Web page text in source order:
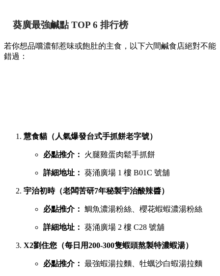
葵廣最強鹹點 TOP 6 排行榜
若你想品嚐濃郁惹味或飽肚的主食，以下六間鹹食店絕對不能
錯過：
慧食貓（人氣爆發台式手抓餅老字號）
必點推介： 火腿雞蛋肉鬆手抓餅
詳細地址： 葵涌廣場 1 樓 B01C 號舖
宇治初時（老闆苦研7年秘製宇治酸辣醬）
必點推介： 鯛魚濃湯粉絲、櫻花蝦蝦濃湯粉絲
詳細地址： 葵涌廣場 2 樓 C28 號舖
X2劉住您（每日用200-300隻蝦頭熬製特濃蝦湯）
必點推介： 最強蝦湯拉麵、牡蠣沙白蝦湯拉麵